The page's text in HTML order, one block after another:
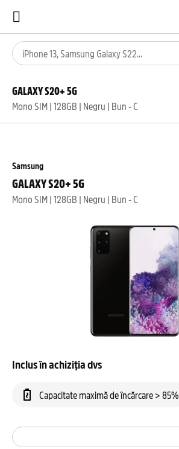
GALAXY S20+ 5G
Mono SIM | 128GB | Negru | Bun - C
Samsung
GALAXY S20+ 5G
Mono SIM | 128GB | Negru | Bun - C
Inclus în achiziția dvs
Capacitate maximă de încărcare > 85%